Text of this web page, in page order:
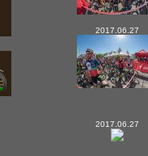
2017.06.27
2017.06.27